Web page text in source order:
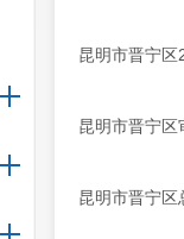
昆明市晋宁
昆明市晋宁
昆明市晋宁